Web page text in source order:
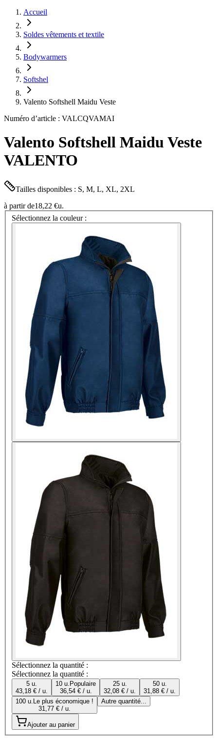
Accueil
Soldes vêtements et textile
Bodywarmers
Softshel
Valento Softshell Maidu Veste
Numéro d’article : VALCQVAMAI
Valento Softshell Maidu Veste
VALENTO
Tailles disponibles : S, M, L, XL, 2XL
à partir de18,22 €u.
Sélectionnez la couleur :
Sélectionnez la quantité :
Sélectionnez la quantité :
5 u.
43,18 € / u.
10 u. Populaire
36,54 € / u.
25 u.
32,08 € / u.
50 u.
31,88 € / u.
100 u. Le plus économique !
31,77 € / u.
Autre quantité...
Ajouter au panier